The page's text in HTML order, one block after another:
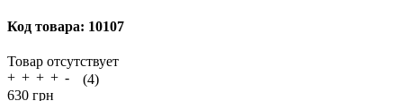
Код товара: 10107
Товар отсутствует
(4)
630 грн